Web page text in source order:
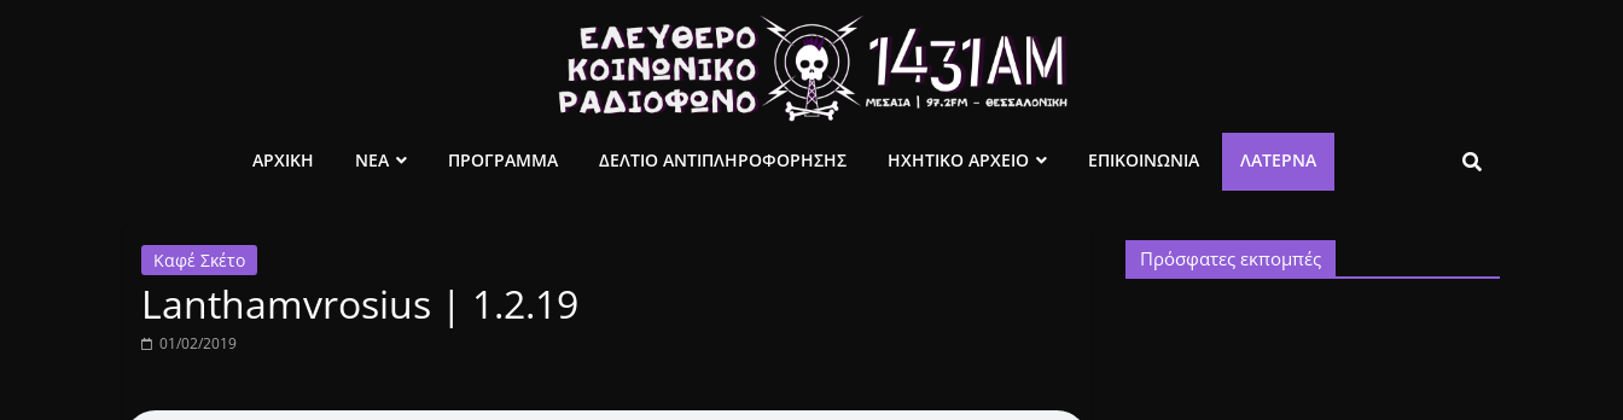
ελεύθερο
κοινωνικό
ραδιόφωνο
1431AM
ΑΡΧΙΚΗ ΝΕΑ ΠΡΟΓΡΑΜΜΑ ΔΕΛΤΙΟ ΑΝΤΙΠΛΗΡΟΦΟΡΗΣΗΣ ΗΧΗΤΙΚΟ ΑΡΧΕΙΟ ΕΠΙΚΟΙΝΩΝΙΑ ΛΑΤΈΡΝΑ
Καφέ Σκέτο
Lanthamvrosius | 1.2.19
01/02/2019
Πρόσφατες εκπομπές